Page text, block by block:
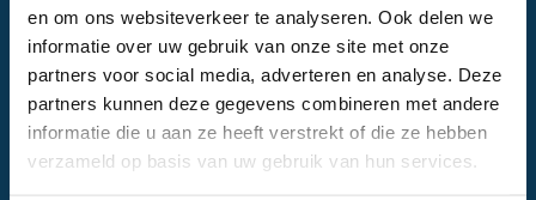
en om ons websiteverkeer te analyseren. Ook delen we
informatie over uw gebruik van onze site met onze
partners voor social media, adverteren en analyse. Deze
partners kunnen deze gegevens combineren met andere
informatie die u aan ze heeft verstrekt of die ze hebben
verzameld op basis van uw gebruik van hun services.
EVENTS
Kalender
Bedrijven
Impressie